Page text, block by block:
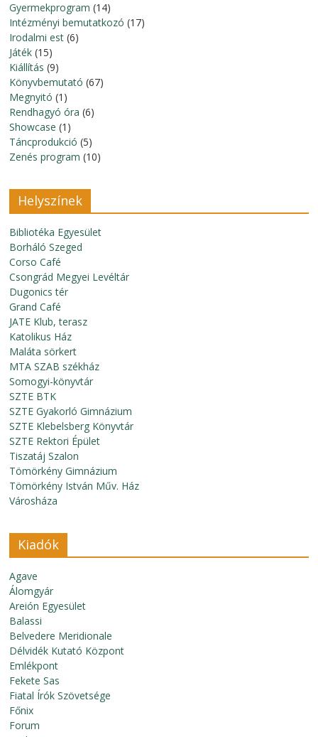
Gyermekprogram (14)
Intézményi bemutatkozó (17)
Irodalmi est (6)
Játék (15)
Kiállítás (9)
Könyvbemutató (67)
Megnyitó (1)
Rendhagyó óra (6)
Showcase (1)
Táncprodukció (5)
Zenés program (10)
Helyszínek
Bibliotéka Egyesület
Borháló Szeged
Corso Café
Csongrád Megyei Levéltár
Dugonics tér
Grand Café
JATE Klub, terasz
Katolikus Ház
Maláta sörkert
MTA SZAB székház
Somogyi-könyvtár
SZTE BTK
SZTE Gyakorló Gimnázium
SZTE Klebelsberg Könyvtár
SZTE Rektori Épület
Tiszatáj Szalon
Tömörkény Gimnázium
Tömörkény István Műv. Ház
Városháza
Kiadók
Agave
Álomgyár
Areión Egyesület
Balassi
Belvedere Meridionale
Délvidék Kutató Központ
Emlékpont
Fekete Sas
Fiatal Írók Szövetsége
Főnix
Forum